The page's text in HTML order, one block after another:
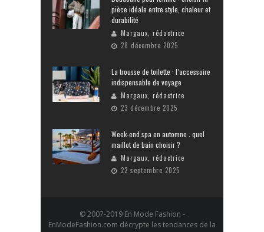
pièce idéale entre style, chaleur et
durabilité
Margaux, rédactrice
28 décembre 2025
La trousse de toilette : l’accessoire
indispensable de voyage
Margaux, rédactrice
23 décembre 2025
Week-end spa en automne : quel
maillot de bain choisir ?
Margaux, rédactrice
22 septembre 2025
© 2007-2019 En Mode Fashion -
EnModeFashion.com décrypte les tendances de la